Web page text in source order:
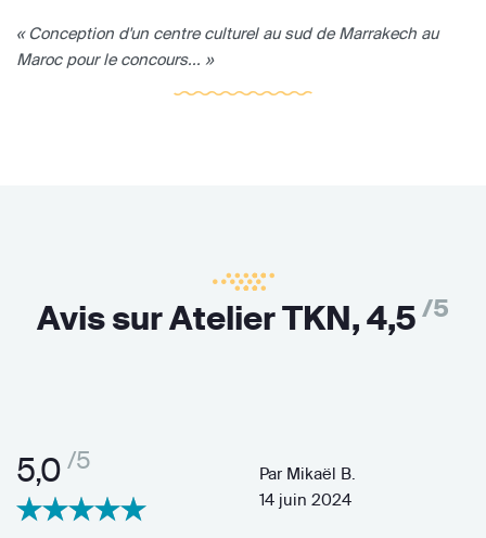
« Conception d'un centre culturel au sud de Marrakech au
Maroc pour le concours... »
Avis sur Atelier TKN,4,5 /5
5,0 /5 Par Mikaël B.
14 juin 2024